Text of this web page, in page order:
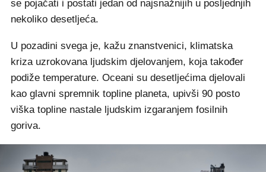
se pojačati i postati jedan od najsnažnijih u posljednjih
nekoliko desetljeća.
U pozadini svega je, kažu znanstvenici, klimatska
kriza uzrokovana ljudskim djelovanjem, koja također
podiže temperature. Oceani su desetljećima djelovali
kao glavni spremnik topline planeta, upivši 90 posto
viška topline nastale ljudskim izgaranjem fosilnih
goriva.